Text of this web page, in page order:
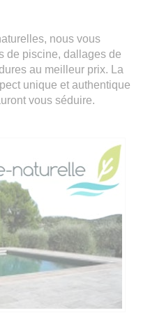
nous vous
de piscine, dallages de
au meilleur prix. La
unique et authentique
vous séduire.